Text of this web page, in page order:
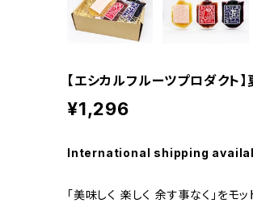
【エシカルフルーツプロダクト
¥1,296
International shipping
「美味しく 楽しく 余す事なく」をモ